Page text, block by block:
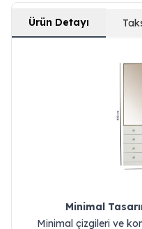
Ürün Detayı
Minimal
Minimal çizgileri ve